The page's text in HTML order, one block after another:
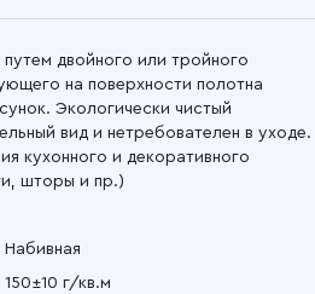
путем двойного или тройного
на поверхности полотна
Экологически чистый
вид и нетребователен в уходе.
кухонного и декоративного
шторы и пр.)
Набивная
150±10 г/кв.м